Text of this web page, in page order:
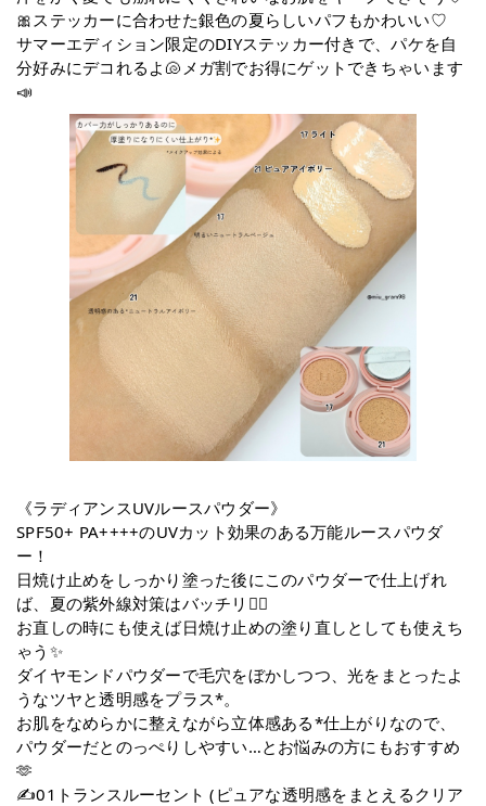
🎀ステッカーに合わせた銀色の夏らしいパフもかわいい♡
サマーエディション限定のDIYステッカー付きで、パケを自
分好みにデコれるよ🐚メガ割でお得にゲットできちゃいます
📣
《ラディアンスUVルースパウダー》
SPF50+ PA++++のUVカット効果のある万能ルースパウダ
ー！
日焼け止めをしっかり塗った後にこのパウダーで仕上げれ
ば、夏の紫外線対策はバッチリ🙆‍♀️
お直しの時にも使えば日焼け止めの塗り直しとしても使えち
ゃう✨
ダイヤモンドパウダーで毛穴をぼかしつつ、光をまとったよ
うなツヤと透明感をプラス*。
お肌をなめらかに整えながら立体感ある*仕上がりなので、
パウダーだとのっぺりしやすい…とお悩みの方にもおすすめ
🫶
✍️01トランスルーセント (ピュアな透明感をまとえるクリア